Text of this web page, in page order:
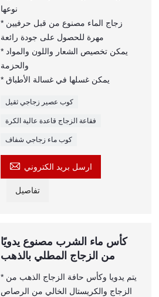
نوعها
* زجاج الماء مصنوع من قبل حرفيين
مهرة للحصول على جودة رائعة
* يمكن تخصيص الشعار واللون والمواد
والحزمة
* يمكن غسلها في غسالة الأطباق
كوب عصير زجاجي ثقيل
فقاعة الزجاج قاعدة عالية الكرة
كوب ماء زجاجي شفاف
 ارسل بريد الكتروني
تفاصيل
كأس ماء الشرب مصنوع يدويًا
من الزجاج المطلي بالذهب
* يتم يدويا وكأس حافة الزجاج الذهب من
الزجاج والكريستال الخالي من الرصاص